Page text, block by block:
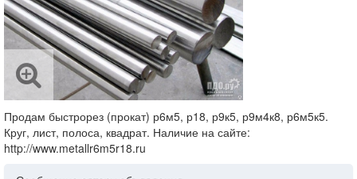
Продам быстрорез (прокат) р6м5, р18, р9к5, р9м4к8, р6м5к5.
Круг, лист, полоса, квадрат. Наличие на сайте:
http://www.metallr6m5r18.ru